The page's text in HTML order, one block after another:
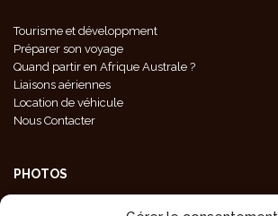
Tourisme et développment
Préparer son voyage
Quand partir en Afrique Australe ?
Liaisons aériennes
Location de véhicule
Nous Contacter
PHOTOS